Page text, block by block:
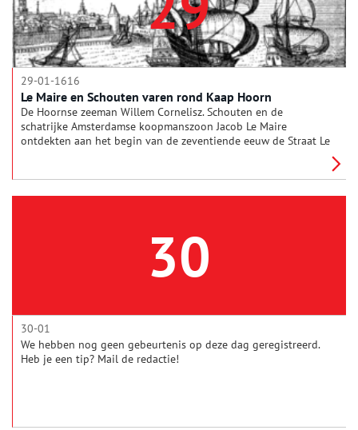
29-01-1616
Le Maire en Schouten varen rond Kaap Hoorn
De Hoornse zeeman Willem Cornelisz. Schouten en de
schatrijke Amsterdamse koopmanszoon Jacob Le Maire
ontdekten aan het begin van de zeventiende eeuw de Straat Le
30
30-01
We hebben nog geen gebeurtenis op deze dag geregistreerd.
Heb je een tip? Mail de redactie!